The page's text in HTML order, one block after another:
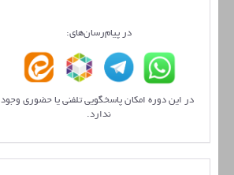
در پیام‌رسان‌های:
در این دوره امکان پاسخگویی تلفنی یا حضوری وجود
ندارد.